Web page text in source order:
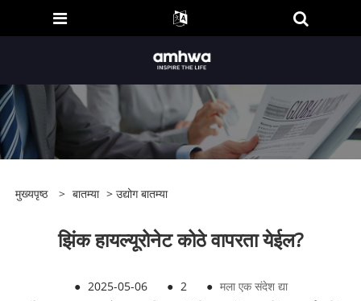
मुख्यपृष्ठ > बातम्या > उद्योग बातम्या
झिंक हायल्यूरोनेट कोठे वापरता येईल?
● 2025-05-06 ● 2 ● मला एक संदेश द्या